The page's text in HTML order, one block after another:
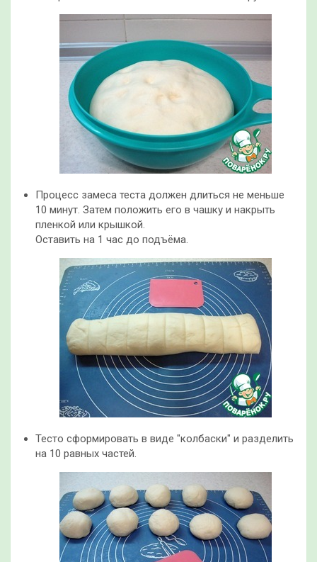
Процесс замеса теста должен длиться не меньше
10 минут. Затем положить его в чашку и накрыть
пленкой или крышкой.
Оставить на 1 час до подъёма.
Тесто сформировать в виде "колбаски" и разделить
на 10 равных частей.